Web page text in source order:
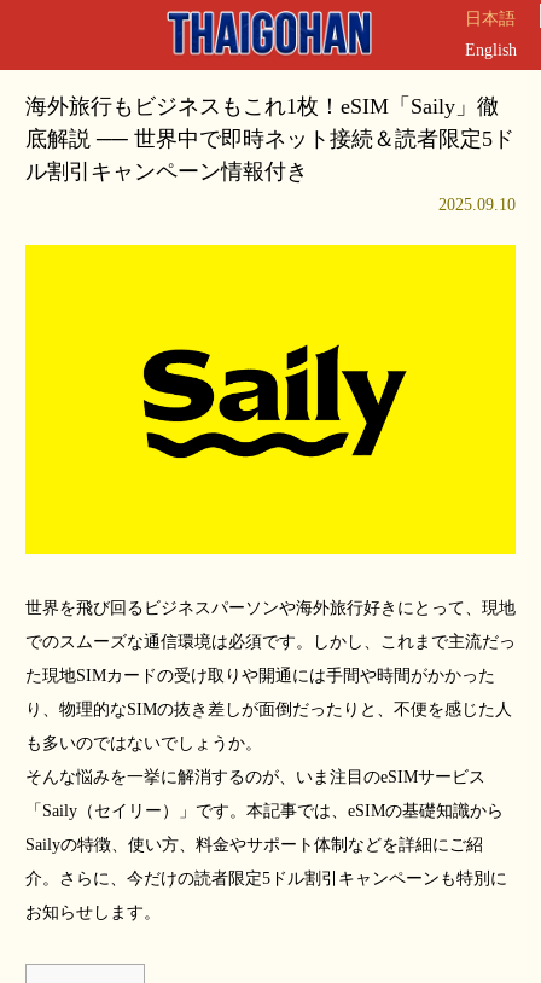
English
日本語
海外旅行もビジネスもこれ1枚！eSIM「Saily」徹
底解説 ── 世界中で即時ネット接続＆読者限定5ド
ル割引キャンペーン情報付き
2025.09.10
世界を飛び回るビジネスパーソンや海外旅行好きにとって、現地
でのスムーズな通信環境は必須です。しかし、これまで主流だっ
た現地SIMカードの受け取りや開通には手間や時間がかかった
り、物理的なSIMの抜き差しが面倒だったりと、不便を感じた人
も多いのではないでしょうか。
そんな悩みを一挙に解消するのが、いま注目のeSIMサービス
「Saily（セイリー）」です。本記事では、eSIMの基礎知識から
Sailyの特徴、使い方、料金やサポート体制などを詳細にご紹
介。さらに、今だけの読者限定5ドル割引キャンペーンも特別に
お知らせします。